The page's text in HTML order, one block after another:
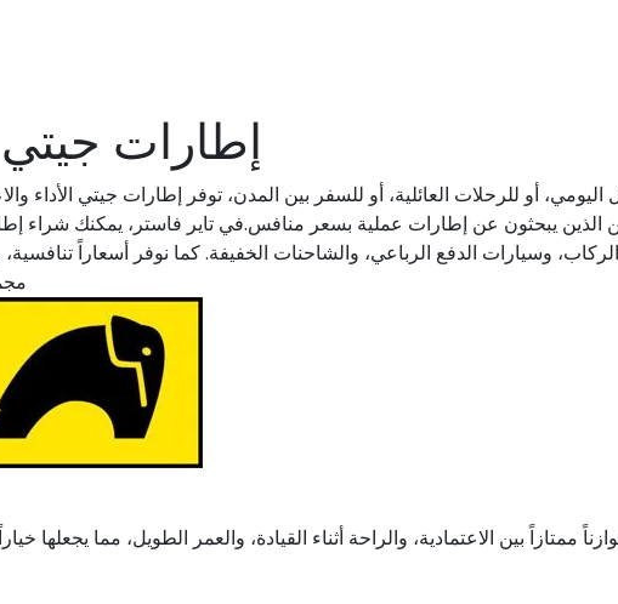
إطارات جيتي
أو للرحلات العائلية، أو للسفر بين المدن، توفر إطارات جيتي الأداء
الذين يبحثون عن إطارات عملية بسعر منافس.في تاير فاستر، يمكنك شراء
وسيارات الدفع الرباعي، والشاحنات الخفيفة. كما نوفر أسعاراً
ممتازاً بين الاعتمادية، والراحة أثناء القيادة، والعمر الطويل، مما